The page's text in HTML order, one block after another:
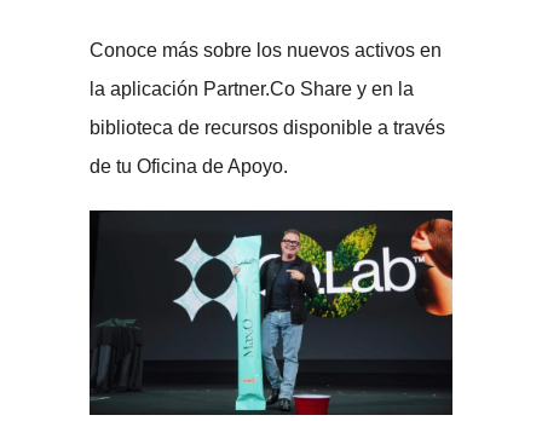
Conoce más sobre los nuevos activos en
la aplicación Partner.Co Share y en la
biblioteca de recursos disponible a través
de tu Oficina de Apoyo.